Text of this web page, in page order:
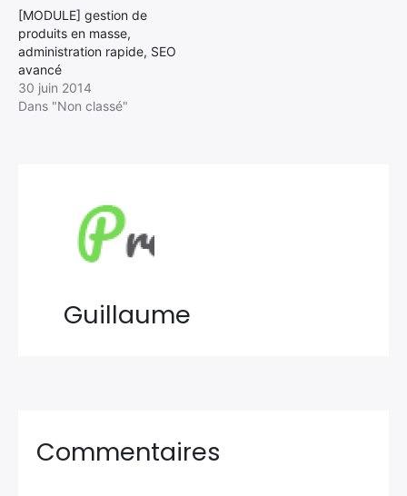
[MODULE] gestion de
produits en masse,
administration rapide, SEO
avancé
30 juin 2014
Dans "Non classé"
Guillaume
Commentaires